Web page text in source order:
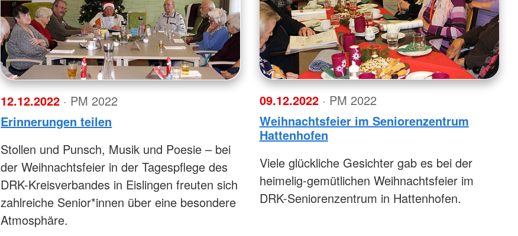
12.12.2022 · PM 2022
Erinnerungen teilen
Stollen und Punsch, Musik und Poesie – bei
der Weihnachtsfeier in der Tagespflege des
DRK-Kreisverbandes in Eislingen freuten sich
zahlreiche Senior*innen über eine besondere
Atmosphäre.
09.12.2022 · PM 2022
Weihnachtsfeier im Seniorenzentrum
Hattenhofen
Viele glückliche Gesichter gab es bei der
heimelig-gemütlichen Weihnachtsfeier im
DRK-Seniorenzentrum in Hattenhofen.